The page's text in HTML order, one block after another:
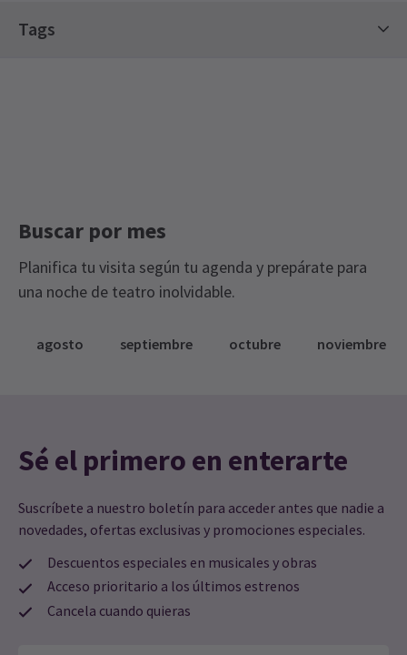
Tags
Buscar por mes
Planifica tu visita según tu agenda y prepárate para
una noche de teatro inolvidable.
agosto septiembre octubre noviembre
Sé el primero en enterarte
Suscríbete a nuestro boletín para acceder antes que nadie a
novedades, ofertas exclusivas y promociones especiales.
Descuentos especiales en musicales y obras
Acceso prioritario a los últimos estrenos
Cancela cuando quieras